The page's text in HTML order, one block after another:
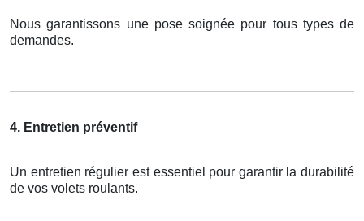
Nous garantissons une pose soignée pour tous types de
demandes.
4. Entretien préventif
Un entretien régulier est essentiel pour garantir la durabilité
de vos volets roulants.